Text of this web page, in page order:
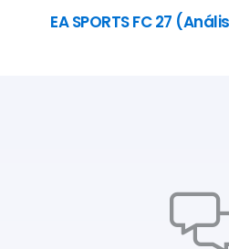
EA SPORTS FC 27